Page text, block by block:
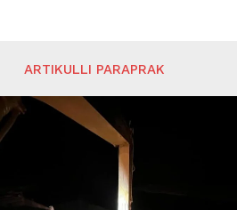
ARTIKULLI PARAPRAK